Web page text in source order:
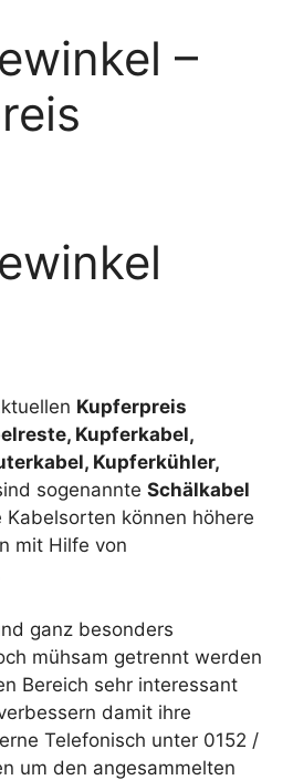
–
Kupferpreis
Kupferkabel,
Kupferkühler,
sogenannte Schälkabel
Kabelsorten können höhere
mit Hilfe von
ganz besonders
mühsam getrennt werden
Bereich sehr interessant
damit ihre
Telefonisch unter 0152 /
um den angesammelten